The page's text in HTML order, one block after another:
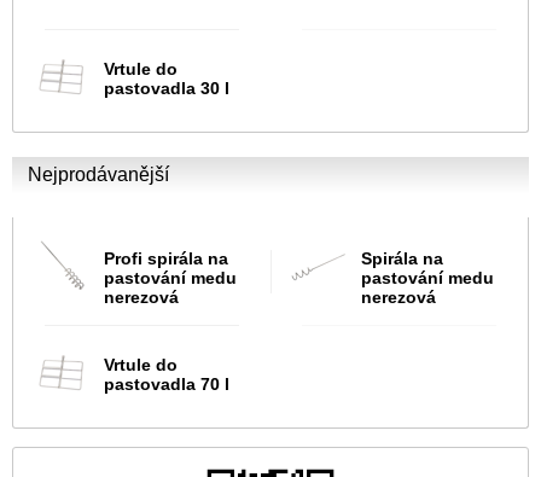
Vrtule do
pastovadla 30 l
Nejprodávanější
Profi spirála na
pastování medu
nerezová
Spirála na
pastování medu
nerezová
Vrtule do
pastovadla 70 l